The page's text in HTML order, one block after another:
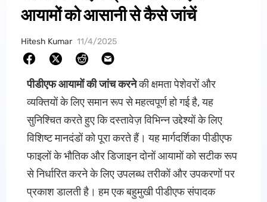
आयामों को आसानी से कैसे जांचें
Hitesh Kumar 11/4/2025
पीडीएफ आयामों की जांच करनेकी क्षमता पेशेवरों और
व्यक्तियों के लिए समान रूप से महत्वपूर्ण हो गई है, यह
सुनिश्चित करते हुए कि दस्तावेज़ विभिन्न उद्देश्यों के लिए
विशिष्ट मानदंडों को पूरा करते हैं। यह मार्गदर्शिका पीडीएफ
फाइलों के भौतिक और डिजाइन दोनों आयामों को सटीक रूप
से निर्धारित करने के लिए उपलब्ध तरीकों और उपकरणों पर
प्रकाश डालती है। हम एक बहुमुखी पीडीएफ संपादक